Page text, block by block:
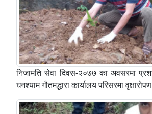
निजामति सेवा दिवस-२०७७ का अवसरमा
घनश्याम गौतमद्धारा कार्यालय परिसरमा वृक्षारोपण